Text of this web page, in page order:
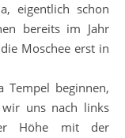
eigentlich schon
bereits im Jahr
Moschee erst in
beginnen,
uns nach links
Höhe mit der